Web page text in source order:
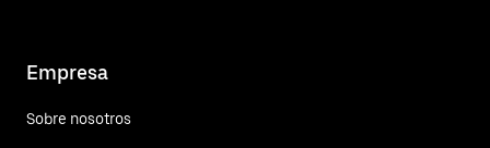
Empresa
Sobre nosotros